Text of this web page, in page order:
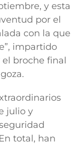
y esta
por el
con la que
impartido
broche final
julio y
total, han